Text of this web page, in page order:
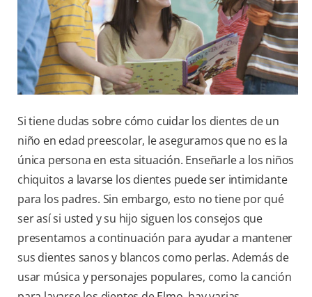
BO (ES)
SUSCRÍBETE
Si tiene dudas sobre cómo cuidar los dientes de un
niño en edad preescolar, le aseguramos que no es la
única persona en esta situación. Enseñarle a los niños
chiquitos a lavarse los dientes puede ser intimidante
para los padres. Sin embargo, esto no tiene por qué
ser así si usted y su hijo siguen los consejos que
presentamos a continuación para ayudar a mantener
sus dientes sanos y blancos como perlas. Además de
usar música y personajes populares, como la canción